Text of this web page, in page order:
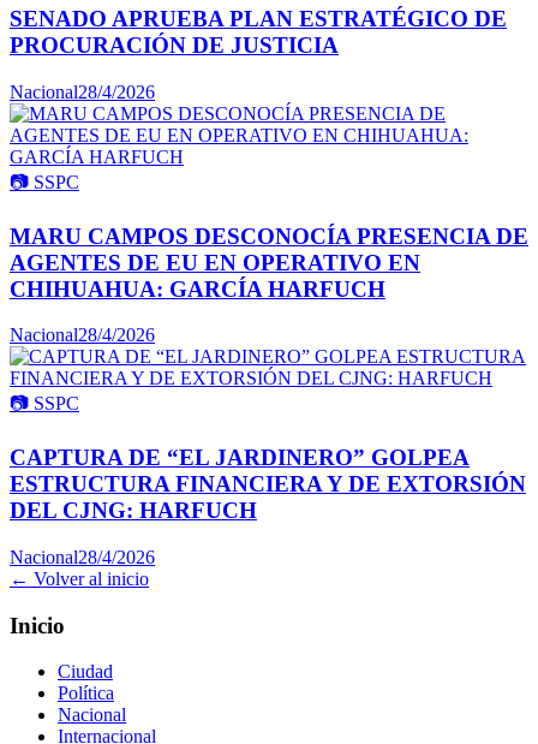
SENADO APRUEBA PLAN ESTRATÉGICO DE
PROCURACIÓN DE JUSTICIA
Nacional28/4/2026
📷 SSPC
MARU CAMPOS DESCONOCÍA PRESENCIA DE
AGENTES DE EU EN OPERATIVO EN
CHIHUAHUA: GARCÍA HARFUCH
Nacional28/4/2026
📷 SSPC
CAPTURA DE “EL JARDINERO” GOLPEA
ESTRUCTURA FINANCIERA Y DE EXTORSIÓN
DEL CJNG: HARFUCH
Nacional28/4/2026
← Volver al inicio
Inicio
Ciudad
Política
Nacional
Internacional